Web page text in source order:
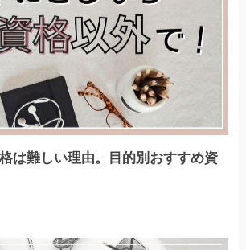
は難しい理由。目的別おすすめ資